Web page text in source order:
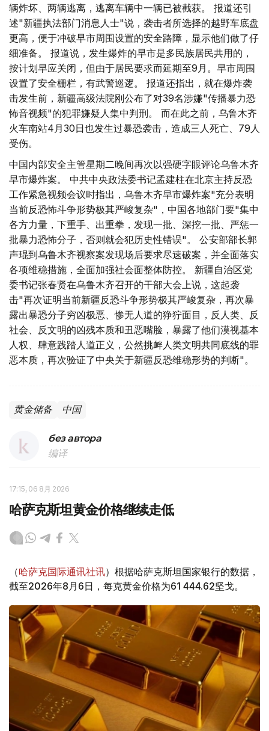
辆炸坏、两辆逃离，逃离车辆中一辆已被截获。 报道还引
述"新疆执法部门消息人士"说，袭击者所选择的越野车底盘
更高，便于冲破早市周围设置的安全路障，显示他们做了仔
细准备。 报道说，发生爆炸的早市是多民族居民共用的，
按计划早应关闭，但由于居民要求而延期至9月。早市周围
设置了安全栅栏，有武警巡逻。 报道还指出，就在爆炸袭
击发生前，新疆高级法院刚公布了对39名涉嫌"传播暴力恐
怖音视频"的犯罪嫌疑人集中判刑。 而在此之前，乌鲁木齐
火车南站4月30日也发生过暴恐袭击，造成三人死亡、79人
受伤。
中国内部安全主管星期二晚间再次以强硬字眼评论乌鲁木齐
早市爆炸案。 中共中央政法委书记孟建柱在北京主持反恐
工作紧急视频会议时指出，乌鲁木齐早市爆炸案"充分表明
当前反恐怖斗争形势极其严峻复杂"，中国各地部门要"集中
各方力量，下重手、出重拳，发现一批、深挖一批、严惩一
批暴力恐怖分子，否则就会犯历史性错误"。 公安部部长郭
声琨到乌鲁木齐视察案发现场后要求尽速破案，并全面落实
各项维稳措施，全面加强社会面整体防控。 新疆自治区党
委书记张春贤在乌鲁木齐召开的干部大会上说，这起袭
击"再次证明当前新疆反恐斗争形势极其严峻复杂，再次暴
露出暴恐分子穷凶极恶、惨无人道的狰狞面目，反人类、反
社会、反文明的凶残本质和丑恶嘴脸，暴露了他们漠视基本
人权、肆意践踏人道正义，公然挑衅人类文明共同底线的罪
恶本质，再次验证了中央关于新疆反恐维稳形势的判断"。
黄金储备 中国
без автора
编译
17:15, 06 8月 2026
哈萨克斯坦黄金价格继续走低
（哈萨克国际通讯社讯）根据哈萨克斯坦国家银行的数据，
截至2026年8月6日，每克黄金价格为61 444.62坚戈。